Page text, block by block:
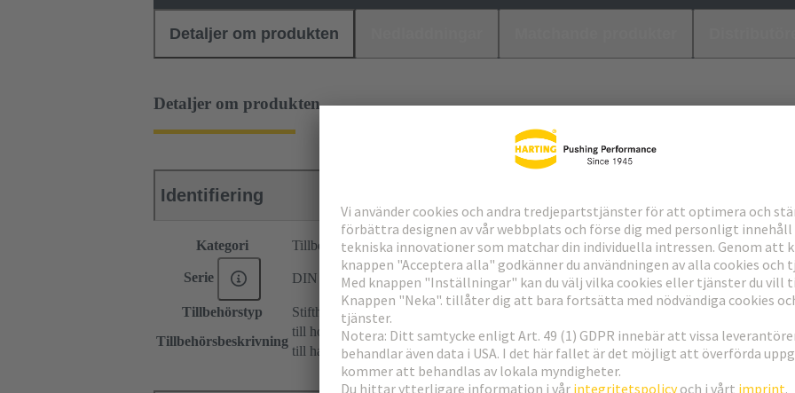
Detaljer om produkten
Detaljer om produkten
Identifiering
Kategori Tillbehör
Serie DIN 41612
Tillbehörstyp
Stifthölje
Tillbehörsbeskrivning
till honkontaktdon typ C
till hankontaktdon typ R